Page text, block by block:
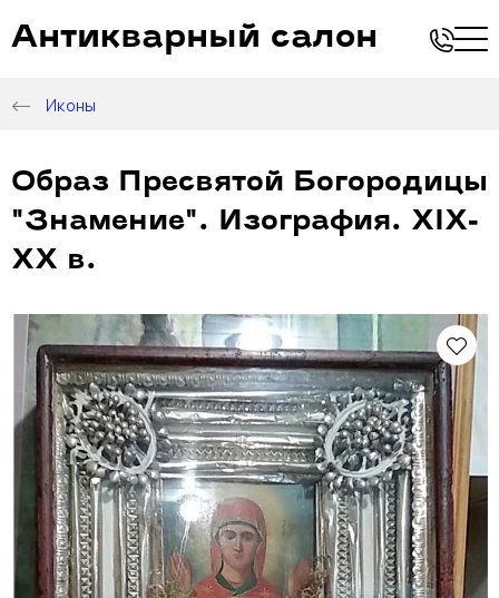
Антикварный салон
Иконы
Образ Пресвятой Богородицы
"Знамение". Изография. ХIX-
XX в.